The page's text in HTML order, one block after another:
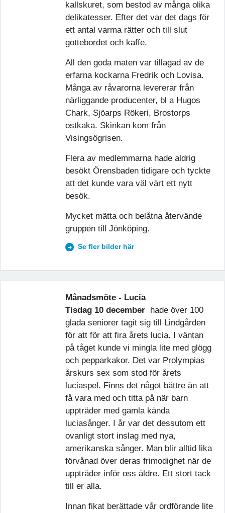
kallskuret, som bestod av många olika
delikatesser. Efter det var det dags för
ett antal varma rätter och till slut
gottebordet och kaffe.
All den goda maten var tillagad av de
erfarna kockarna Fredrik och Lovisa.
Många av råvarorna levererar från
närliggande producenter, bl a Hugos
Chark, Sjöarps Rökeri, Brostorps
ostkaka. Skinkan kom från
Visingsögrisen.
Flera av medlemmarna hade aldrig
besökt Örensbaden tidigare och tyckte
att det kunde vara väl värt ett nytt
besök.
Mycket mätta och belåtna återvände
gruppen till Jönköping.
Se fler bilder här
Månadsmöte - Lucia
Tisdag 10 december hade över 100
glada seniorer tagit sig till Lindgården
för att för att fira årets lucia. I väntan
på tåget kunde vi mingla lite med glögg
och pepparkakor. Det var Prolympias
årskurs sex som stod för årets
luciaspel. Finns det något bättre än att
få vara med och titta på när barn
uppträder med gamla kända
luciasånger. I år var det dessutom ett
ovanligt stort inslag med nya,
amerikanska sånger. Man blir alltid lika
förvånad över deras frimodighet när de
uppträder inför oss äldre. Ett stort tack
till er alla.
Innan fikat berättade vår ordförande lite